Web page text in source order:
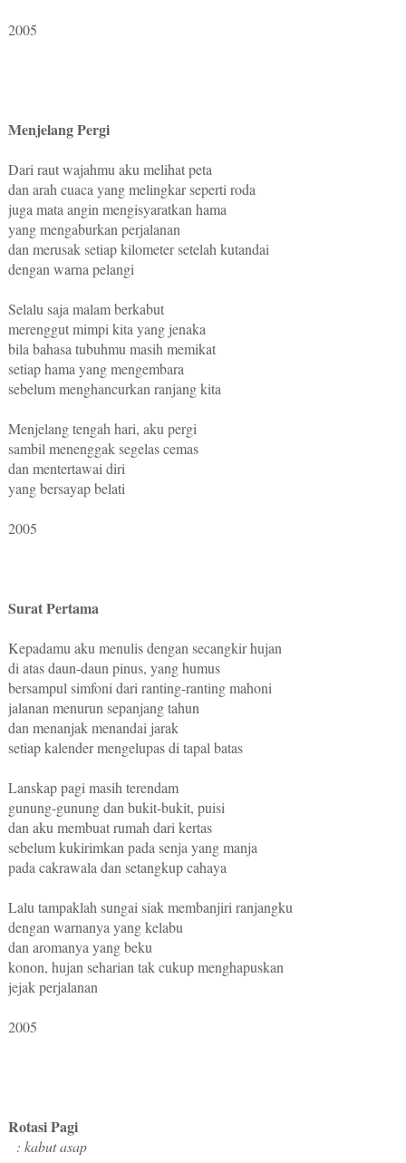
2005
Menjelang Pergi
Dari raut wajahmu aku melihat peta
dan arah cuaca yang melingkar seperti roda
juga mata angin mengisyaratkan hama
yang mengaburkan perjalanan
dan merusak setiap kilometer setelah kutandai
dengan warna pelangi
Selalu saja malam berkabut
merenggut mimpi kita yang jenaka
bila bahasa tubuhmu masih memikat
setiap hama yang mengembara
sebelum menghancurkan ranjang kita
Menjelang tengah hari, aku pergi
sambil menenggak segelas cemas
dan mentertawai diri
yang bersayap belati
2005
Surat Pertama
Kepadamu aku menulis dengan secangkir hujan
di atas daun-daun pinus, yang humus
bersampul simfoni dari ranting-ranting mahoni
jalanan menurun sepanjang tahun
dan menanjak menandai jarak
setiap kalender mengelupas di tapal batas
Lanskap pagi masih terendam
gunung-gunung dan bukit-bukit, puisi
dan aku membuat rumah dari kertas
sebelum kukirimkan pada senja yang manja
pada cakrawala dan setangkup cahaya
Lalu tampaklah sungai siak membanjiri ranjangku
dengan warnanya yang kelabu
dan aromanya yang beku
konon, hujan seharian tak cukup menghapuskan
jejak perjalanan
2005
Rotasi Pagi
: kabut asap